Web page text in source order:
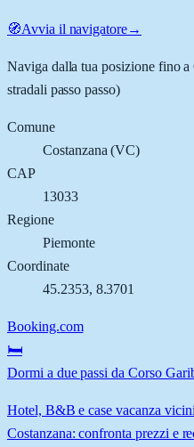
🧭Avvia il navigatore→
Naviga dalla tua posizione fino a
stradali passo passo)
Comune
Costanzana (VC)
CAP
13033
Regione
Piemonte
Coordinate
45.2353, 8.3701
Booking.com
🛏️
Dormi a due passi da Corso
Hotel, B&B e case vacanza
Costanzana: confronta prezzi e